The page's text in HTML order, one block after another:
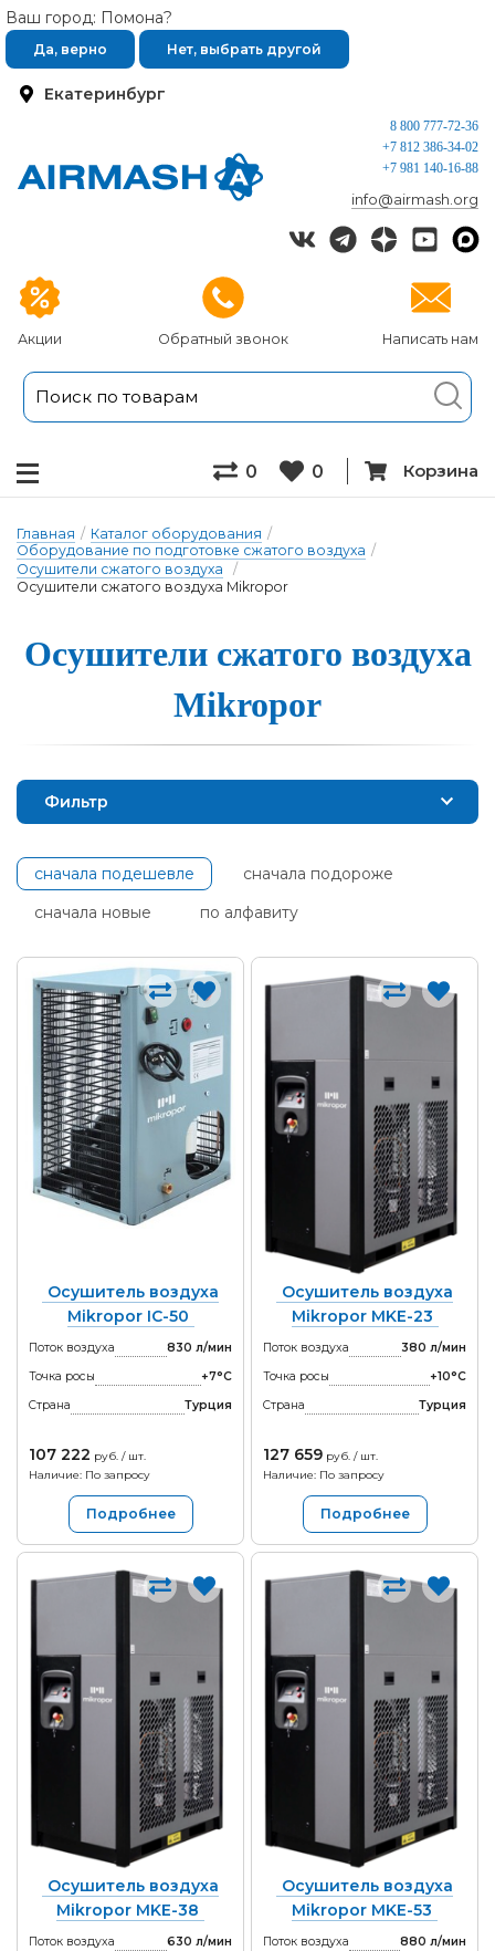
Екатеринбург
Ваш город: Помона?
Да, верно Нет, выбрать другой
Акции Обратный звонок Написать нам
8 800 777-72-36
+7 812 386-34-02
+7 981 140-16-88
info@airmash.org
0 0 Корзина
Главная / Каталог оборудования /
Оборудование по подготовке сжатого воздуха /
Осушители сжатого воздуха
/
Осушители сжатого воздуха Mikropor
Осуши­те­ли сжа­то­го воз­ду­ха
Mikropor
Фильтр
сначала подешевле
сначала подороже
сначала новые
по алфавиту
Осушитель воздуха
Mikropor IC-50
Поток воздуха
830 л/мин
Точка росы
+7°С
Страна
Турция
107 222 руб. / шт.
Наличие: По запросу
Подробнее
Осушитель воздуха
Mikropor MKE-23
Поток воздуха
380 л/мин
Точка росы
+10°С
Страна
Турция
127 659 руб. / шт.
Наличие: По запросу
Подробнее
Осушитель воздуха
Mikropor MKE-38
Поток воздуха
630 л/мин
Осушитель воздуха
Mikropor MKE-53
Поток воздуха
880 л/мин